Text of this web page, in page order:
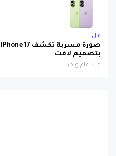
ابل
بتصميم لافت
منذ عام واحد